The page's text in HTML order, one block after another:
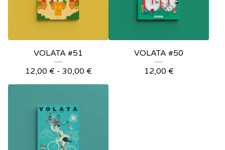
VOLATA #51
12,00 € - 30,00 €
VOLATA #50
12,00 €